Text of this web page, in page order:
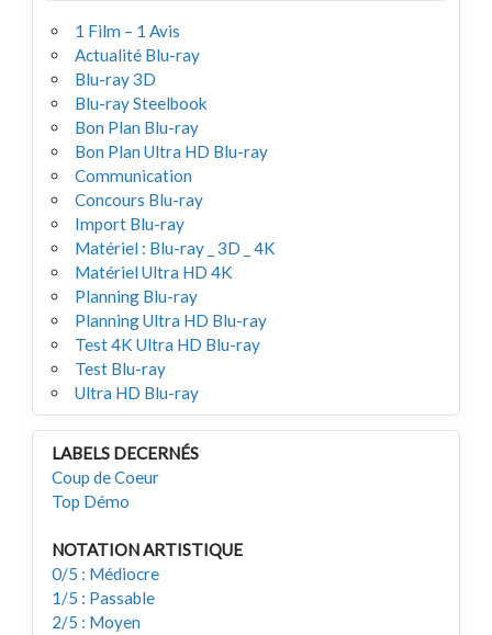
1 Film – 1 Avis
Actualité Blu-ray
Blu-ray 3D
Blu-ray Steelbook
Bon Plan Blu-ray
Bon Plan Ultra HD Blu-ray
Communication
Concours Blu-ray
Import Blu-ray
Matériel : Blu-ray _ 3D _ 4K
Matériel Ultra HD 4K
Planning Blu-ray
Planning Ultra HD Blu-ray
Test 4K Ultra HD Blu-ray
Test Blu-ray
Ultra HD Blu-ray
LABELS DECERNÉS
Coup de Coeur
Top Démo
NOTATION ARTISTIQUE
0/5 : Médiocre
1/5 : Passable
2/5 : Moyen